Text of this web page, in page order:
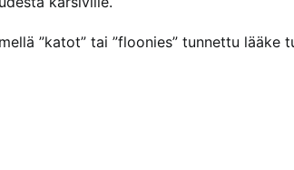
”katot” tai ”floonies” tunnettu lääke